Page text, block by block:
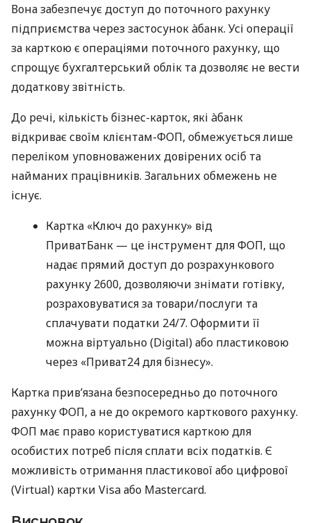
Вона забезпечує доступ до поточного рахунку
підприємства через застосунок àбанк. Усі операції
за карткою є операціями поточного рахунку, що
спрощує бухгалтерський облік та дозволяє не вести
додаткову звітність.
До речі, кількість бізнес-карток, які àбанк
відкриває своїм клієнтам-ФОП, обмежується лише
переліком уповноважених довірених осіб та
найманих працівників. Загальних обмежень не
існує.
Картка «Ключ до рахунку» від
ПриватБанк — це інструмент для ФОП, що
надає прямий доступ до розрахункового
рахунку 2600, дозволяючи знімати готівку,
розраховуватися за товари/послуги та
сплачувати податки 24/7. Оформити її
можна віртуально (Digital) або пластиковою
через «Приват24 для бізнесу».
Картка прив’язана безпосередньо до поточного
рахунку ФОП, а не до окремого карткового рахунку.
ФОП має право користуватися карткою для
особистих потреб після сплати всіх податків. Є
можливість отримання пластикової або цифрової
(Virtual) картки Visa або Mastercard.